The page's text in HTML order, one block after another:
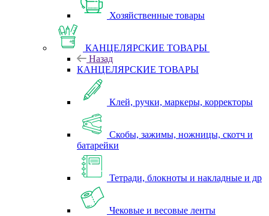
Хозяйственные товары
КАНЦЕЛЯРСКИЕ ТОВАРЫ
Назад
КАНЦЕЛЯРСКИЕ ТОВАРЫ
Клей, ручки, маркеры, корректоры
Скобы, зажимы, ножницы, скотч и
батарейки
Тетради, блокноты и накладные и др
Чековые и весовые ленты